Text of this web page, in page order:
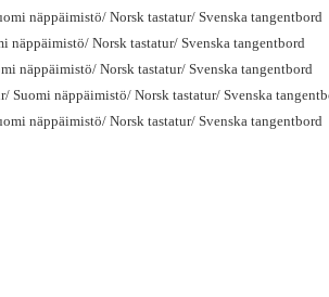
näppäimistö/ Norsk tastatur/ Svenska tangentbord
näppäimistö/ Norsk tastatur/ Svenska tangentbord
näppäimistö/ Norsk tastatur/ Svenska tangentbord
Suomi näppäimistö/ Norsk tastatur/ Svenska
näppäimistö/ Norsk tastatur/ Svenska tangentbord